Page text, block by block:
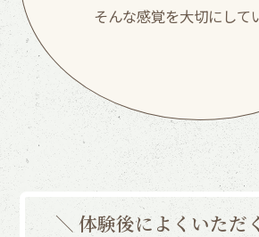
そんな感覚を大切にして
＼ 体験後によくいただ